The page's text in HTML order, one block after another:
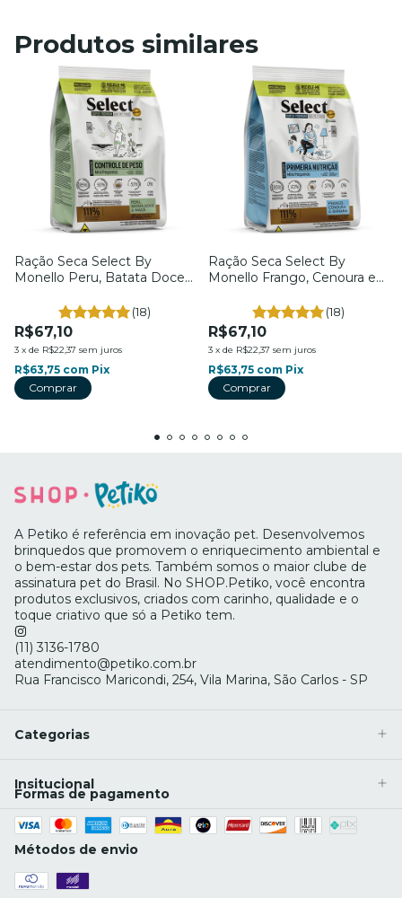
Produtos similares
Ração Seca Select By
Monello Peru, Batata Doce
Raças Mini e Pequenas -
Controle de Peso - 2kg
(18)
R$67,10
3 x de R$22,37 sem juros
R$63,75 com Pix
Ração Seca Select By
Monello Frango, Cenoura e
Raças Mini e Pequenas -
Primeira Nutrição - 2kg
(18)
R$67,10
3 x de R$22,37 sem juros
R$63,75 com Pix
A Petiko é referência em inovação pet. Desenvolvemos
brinquedos que promovem o enriquecimento ambiental e
o bem-estar dos pets. Também somos o maior clube de
assinatura pet do Brasil. No SHOP.Petiko, você encontra
produtos exclusivos, criados com carinho, qualidade e o
toque criativo que só a Petiko tem.
(11) 3136-1780
atendimento@petiko.com.br
Rua Francisco Maricondi, 254, Vila Marina, São Carlos - SP
Categorias
Insitucional
Formas de pagamento
Métodos de envio